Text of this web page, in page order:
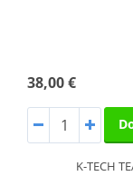
38,00 €
K-TECH